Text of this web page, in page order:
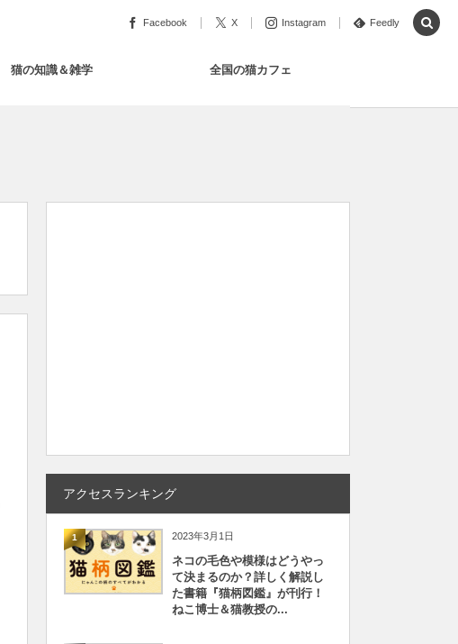
Facebook X Instagram Feedly
猫の知識＆雑学 全国の猫カフェ
アクセスランキング
1 2023年3月1日
ネコの毛色や模様はどうやっ
て決まるのか？詳しく解説し
た書籍『猫柄図鑑』が刊行！
ねこ博士＆猫教授の...